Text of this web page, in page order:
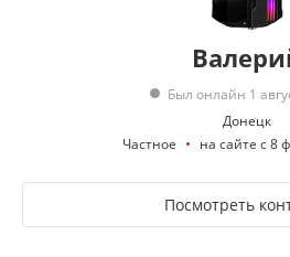
Был онлайн 1
Донецк
Частное
на сайте с 8
Посмотреть